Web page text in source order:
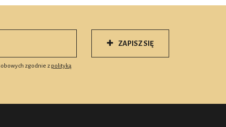
zgodnie z polityką
ZAPISZ SIĘ